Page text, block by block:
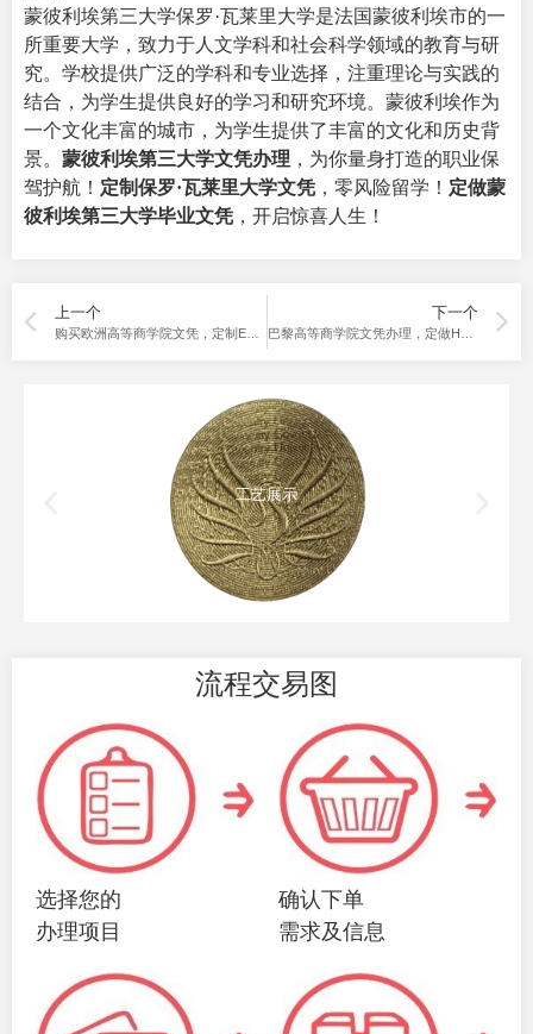
蒙彼利埃第三大学保罗·瓦莱里大学是法国蒙彼利埃市的一
所重要大学，致力于人文学科和社会科学领域的教育与研
究。学校提供广泛的学科和专业选择，注重理论与实践的
结合，为学生提供良好的学习和研究环境。蒙彼利埃作为
一个文化丰富的城市，为学生提供了丰富的文化和历史背
景。 蒙彼利埃第三大学文凭办理 ，为你量身打造的职业保
驾护航！ 定制保罗·瓦莱里大学文凭 ，零风险留学！ 定做蒙
彼利埃第三大学毕业文凭 ，开启惊喜人生！
上一个
购买欧洲高等商学院文凭，定制ESCP文凭证书！
下一个
巴黎高等商学院文凭办理，定做HEC Paris文凭证书！
工艺展示
流程交易图
选择您的
办理项目
确认下单
需求及信息